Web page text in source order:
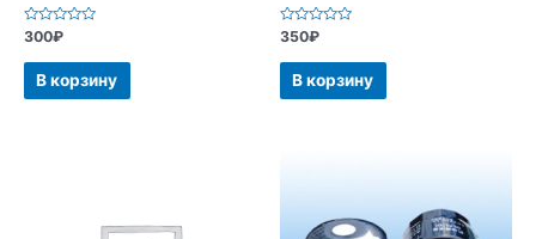
Оценка
из
300₽
В корзину
Оценка
из
350₽
В корзину